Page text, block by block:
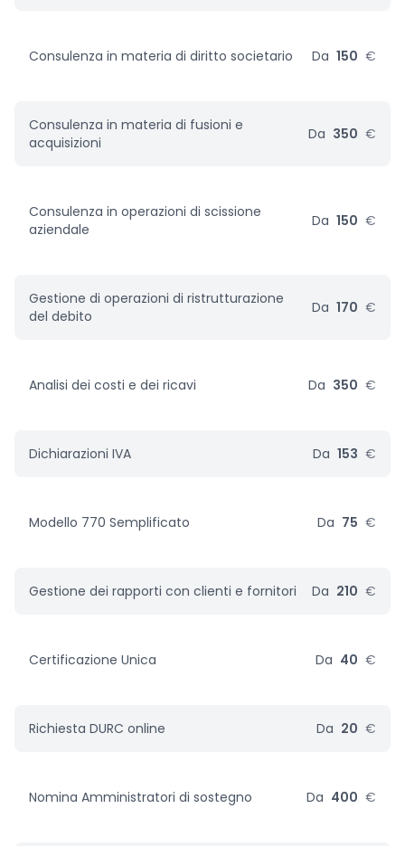
Consulenza in materia di diritto societario Da 150 €
Consulenza in materia di fusioni e
acquisizioni
Da 350 €
Consulenza in operazioni di scissione
aziendale
Da 150 €
Gestione di operazioni di ristrutturazione
del debito
Da 170 €
Analisi dei costi e dei ricavi Da 350 €
Dichiarazioni IVA Da 153 €
Modello 770 Semplificato Da 75 €
Gestione dei rapporti con clienti e fornitori Da 210 €
Certificazione Unica Da 40 €
Richiesta DURC online Da 20 €
Nomina Amministratori di sostegno Da 400 €